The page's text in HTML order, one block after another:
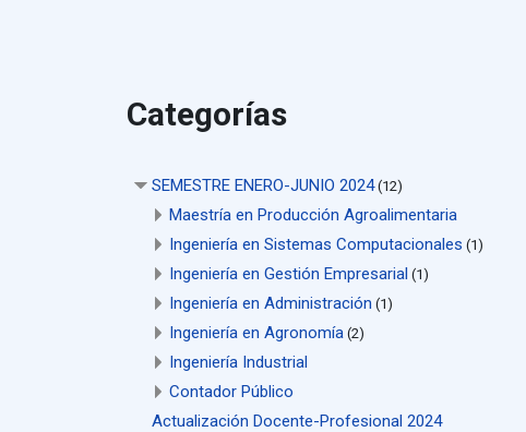
Categorías
SEMESTRE ENERO-JUNIO 2024(12)
Maestría en Producción Agroalimentaria
Ingeniería en Sistemas Computacionales (1)
Ingeniería en Gestión Empresarial (1)
Ingeniería en Administración (1)
Ingeniería en Agronomía(2)
Ingeniería Industrial
Contador Público
Actualización Docente-Profesional 2024